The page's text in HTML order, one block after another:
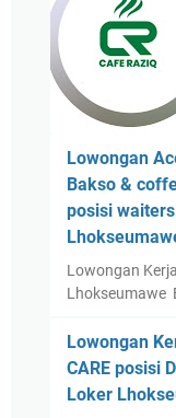
Lowongan
Bakso &
posisi
Lowongan
Lhokseumawe
Lowongan
CARE posisi
Loker